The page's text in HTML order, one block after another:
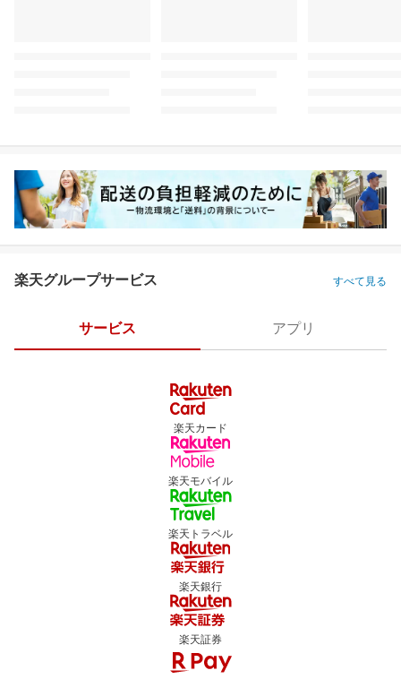
楽天グループサービス すべて見る
サービス アプリ
楽天カード
楽天モバイル
楽天トラベル
楽天銀行
楽天証券